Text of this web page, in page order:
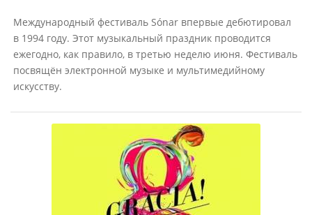
Международный фестиваль Sónar впервые дебютировал
в 1994 году. Этот музыкальный праздник проводится
ежегодно, как правило, в третью неделю июня. Фестиваль
посвящён электронной музыке и мультимедийному
искусству.